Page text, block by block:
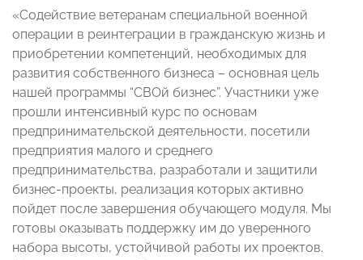
«Содействие ветеранам специальной военной
операции в реинтеграции в гражданскую жизнь и
приобретении компетенций, необходимых для
развития собственного бизнеса – основная цель
нашей программы “СВОй бизнес”. Участники уже
прошли интенсивный курс по основам
предпринимательской деятельности, посетили
предприятия малого и среднего
предпринимательства, разработали и защитили
бизнес-проекты, реализация которых активно
пойдет после завершения обучающего модуля. Мы
готовы оказывать поддержку им до уверенного
набора высоты, устойчивой работы их проектов.